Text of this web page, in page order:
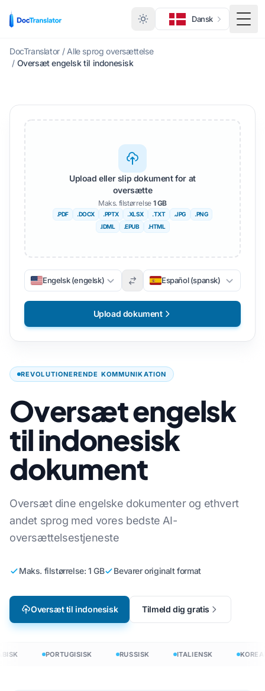
Dansk
Skift
DocTranslator / Alle sprog oversættelse
/ Oversæt engelsk til indonesisk
REVOLUTIONERENDE KOMMUNIKATION
Oversæt engelsk
til indonesisk
dokument
Oversæt dine engelske dokumenter og ethvert
andet sprog med vores bedste AI-
oversættelsestjeneste
Maks. filstørrelse: 1 GB Bevarer originalt format
Oversæt til indonesisk Tilmeld dig gratis
Upload eller slip dokument for at
oversætte
Maks. filstørrelse 1 GB
.PDF .DOCX .PPTX .XLSX .TXT .JPG
.PNG
.IDML
.EPUB .HTML
Engelsk (engelsk) Español (spansk)
Upload dokument
PORTUGISISK RUSSISK ITALIENSK